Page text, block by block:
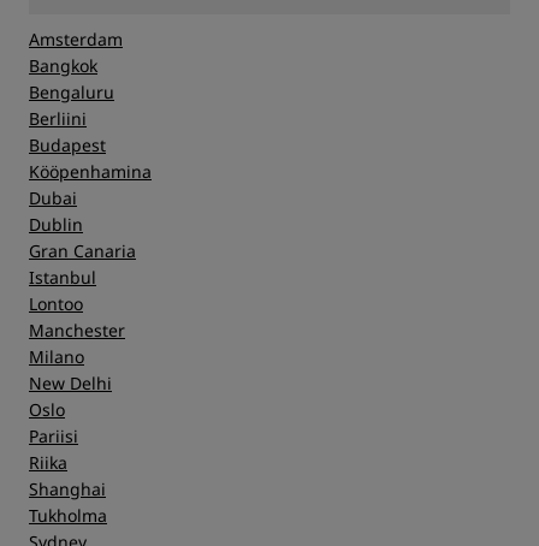
Amsterdam
Bangkok
Bengaluru
Berliini
Budapest
Kööpenhamina
Dubai
Dublin
Gran Canaria
Istanbul
Lontoo
Manchester
Milano
New Delhi
Oslo
Pariisi
Riika
Shanghai
Tukholma